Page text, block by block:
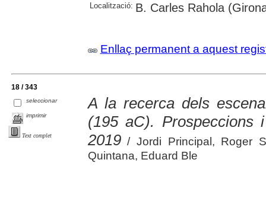
Localització: B. Carles Rahola
Enllaç permanent a aquest
18 / 343
seleccionar
imprimir
Text complet
A la recerca dels
(195 aC). Prospeccions
2019/ Jordi Principal, Roger
Quintana, Eduard Ble